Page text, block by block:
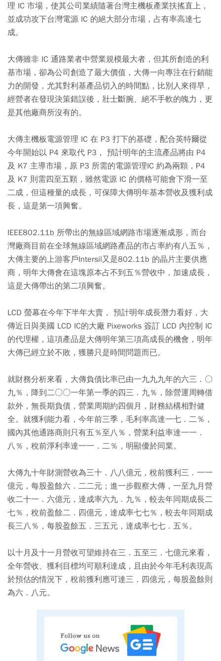
理 IC 市場，使其公司業績隨著台灣主機板產業扶搖直上，
並成功攻下台灣電源 IC 的絕大部分市場，占有率高達七
成。
大傳雖非 IC 通路業者中營業規模最大者，但其所創造的利
基市場，卻為公司創造了最大價值，大傳一向專注在行銷能
力的開發，尤其對利基產品切入的時間點，比別人來得早，
經營者在發現決策錯誤後，壯士斷腕、絕不手軟的魄力，更
是其他廠商所沒有的。
大傳主機板電源管理 IC 在 P3 打下的基礎，配合英特爾從
今年開始以 P4 來取代 P3， 預計明年的主流產品將由 P4
及 K7 主導市場，原 P3 所需的電源管理IC 約為兩顆，P4
及 K7 則需四至五顆，雖然電源 IC 的價格可能會下滑一至
二成，但這種量的成長，可保障大傳明年基本營收及獲利成
長，這是第一項興奮。
IEEE802.11b 所帶出的無線區域網路市場逐漸成形，而台
灣廠商目前在全球無線區域網路產品的市占率約有八五％，
大傳主要的上游客戶Intersil又是802.11b 的晶片主要供應
商，明年大傳會在這塊原本占不到五％營收中，加速成長，
這是大傳帶出的第二項興奮。
LCD 螢幕在今年下半年大賣， 預計明年成長潛力看好，大
傳近日與美國 LCD IC的大廠 Pixeworks 簽訂 LCD 內控制 IC
的代理權，這項產品是大傳明年第三項高成長的機會，明年
大傳已經立於不敗，獲勝只是時間問題而已。
就財務分析來看，大傳負債比率已由一九九九年的六三．○
九％，降到二○○一年第一季的四三．九％，除營運周轉借
款外，無長期負債，營業周期約四個月，財務結構相對健
全。就獲利能力看，今年前三季，毛利率高達一七．二％，
國內其他通路商則只有五％至八％，營業利益率達一一．
八％，稅前淨利率達一一．二％，明顯優於同業。
大傳九十年財測營收為三十．八八億元，稅前獲利三．一一
億元，每股盈餘六．二二元；進一步觀察大傳，一至九月營
收二十一．六億元，達成率六九．九％，較去年同期成長二
七％，稅前盈餘二．四億元，達成率七七％，較去年同期成
長三八％，每股盈餘五．三五元，達成率七七．五％。
以十月及十一月營收可望維持在三．五至三．七億元來看，
全年營收、獲利目標均可順利達成，且由於今年毛利表現高
於預估的情況下，稅前獲利應可達三．四億元，每股盈餘則
為六．八元。